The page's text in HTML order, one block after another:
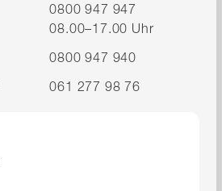
0800 947 947
08.00–17.00 Uhr
0800 947 940
061 277 98 76